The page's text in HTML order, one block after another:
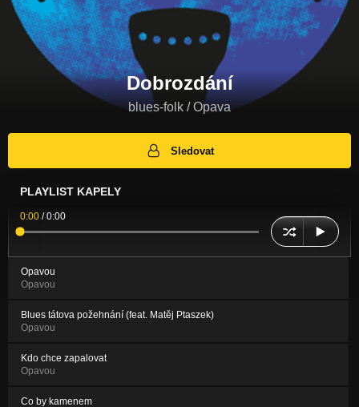
Dobrozdání
blues-folk / Opava
Sledovat
PLAYLIST KAPELY
0:00 /0:00
Opavou
Opavou
Blues tátova požehnání (feat. Matěj Ptaszek)
Opavou
Kdo chce zapalovat
Opavou
Co by kamenem